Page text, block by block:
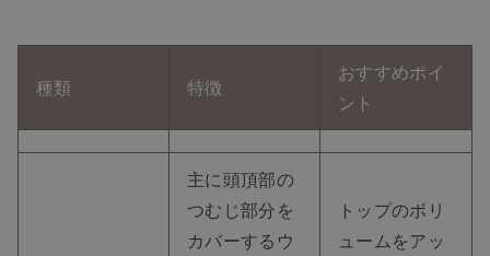
種類 特徴
おすすめポイ
ント
主に頭頂部の
つむじ部分を
カバーするウ
トップのボリ
ュームをアッ